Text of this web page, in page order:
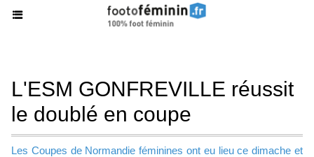
L'ESM GONFREVILLE réussit
le doublé en coupe
Les Coupes de Normandie féminines ont eu lieu ce dimache et